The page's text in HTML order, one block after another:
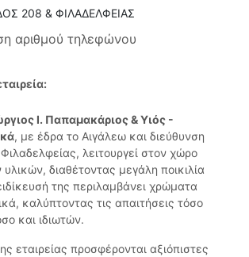
208 & ΦΙΛΑΔΕΛΦΕΙΑΣ
αριθμού τηλεφώνου
Ι. Παπαμακάριος & Υιός -
, με έδρα το Αιγάλεω και διεύθυνση
λειτουργεί στον χώρο
διαθέτοντας μεγάλη ποικιλία
της περιλαμβάνει χρώματα
καλύπτοντας τις απαιτήσεις τόσο
και ιδιωτών.
εταιρείας προσφέρονται αξιόπιστες